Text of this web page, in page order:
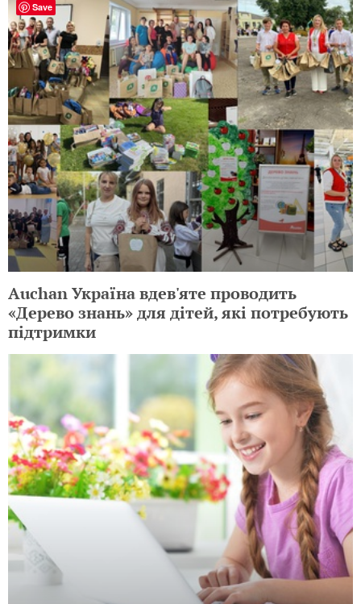
Auchan Україна вдев'яте проводить
«Дерево знань» для дітей, які потребують
підтримки
Save